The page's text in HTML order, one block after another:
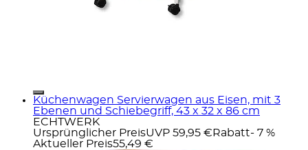
Küchenwagen Servierwagen aus Eisen, mit 3
Ebenen und Schiebegriff, 43 x 32 x 86 cm
ECHTWERK
Ursprünglicher PreisUVP 59,95 € Rabatt- 7 %
Aktueller Preis55,49 €